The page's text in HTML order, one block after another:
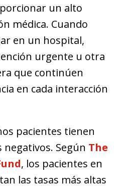
un alto
médica. Cuando
en un hospital,
urgente u otra
que continúen
en cada interacción
pacientes tienen
Según The
, los pacientes en
las tasas más altas